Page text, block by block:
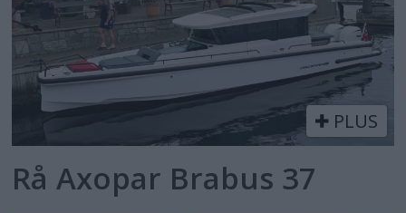
PLUS
Rå Axopar Brabus 37